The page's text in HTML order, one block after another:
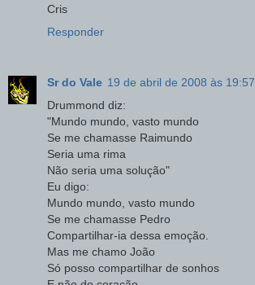
Cris
Responder
Sr do Vale 19 de abril de 2008 às 19:57
Drummond diz:
"Mundo mundo, vasto mundo
Se me chamasse Raimundo
Seria uma rima
Não seria uma solução"
Eu digo:
Mundo mundo, vasto mundo
Se me chamasse Pedro
Compartilhar-ia dessa emoção.
Mas me chamo João
Só posso compartilhar de sonhos